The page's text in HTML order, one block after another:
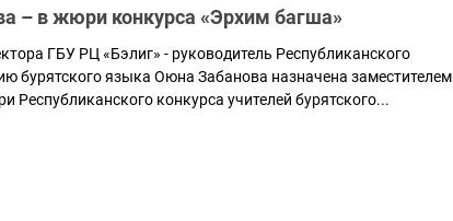
– в жюри конкурса «Эрхим багша»
ГБУ РЦ «Бэлиг» - руководитель Республиканского
бурятского языка Оюна Забанова назначена заместителем
Республиканского конкурса учителей бурятского...